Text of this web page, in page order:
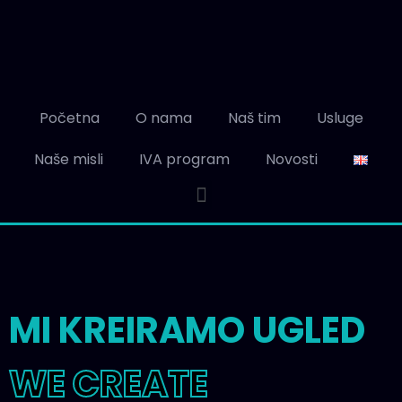
Početna O nama Naš tim
Usluge
Naše misli
IVA program Novosti
MI KREIRAMO UGLED
WE CREATE